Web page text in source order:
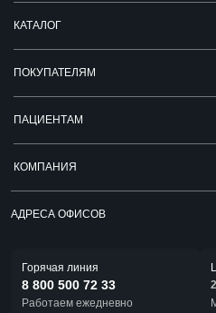
КАТАЛОГ
ПОКУПАТЕЛЯМ
ПАЦИЕНТАМ
КОМПАНИЯ
АДРЕСА ОФИСОВ
Горячая линия
8 800 500 72 33
Работаем ежедневно